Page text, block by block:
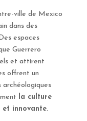
ville de Mexico
dans des
espaces
Guerrero
et attirent
offrent un
la culture
et innovante.